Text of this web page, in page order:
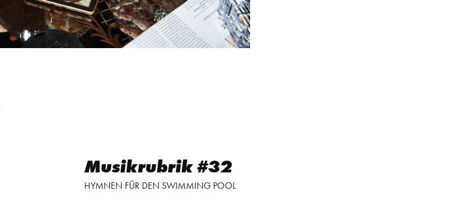
Musikrubrik #32
HYMNEN FÜR DEN SWIMMING POOL